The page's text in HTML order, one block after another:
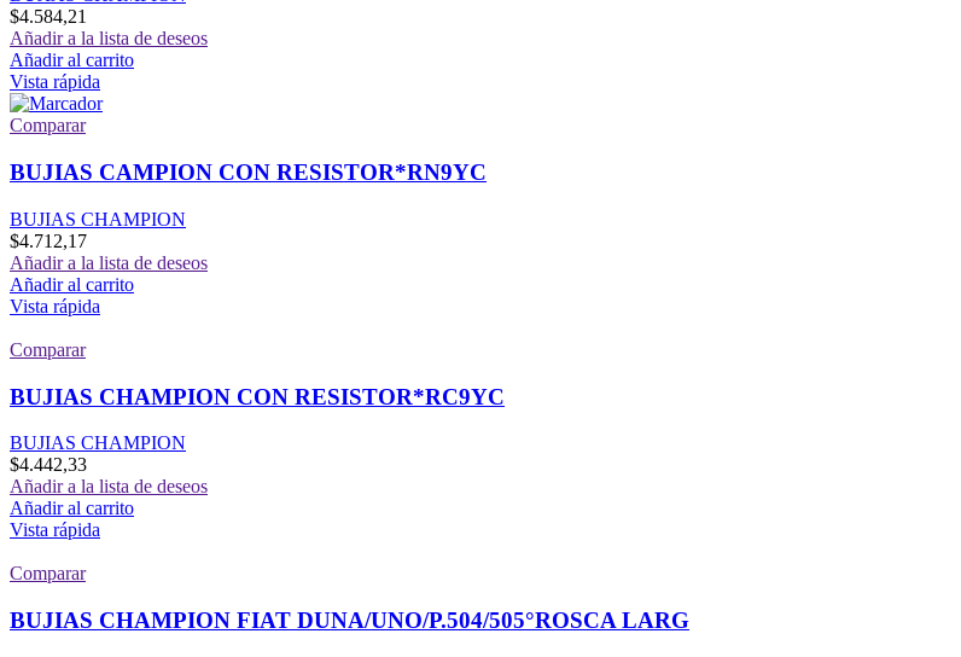
$4.584,21
Añadir a la lista de deseos
Añadir al carrito
Vista rápida
Comparar
BUJIAS CAMPION CON RESISTOR*RN9YC
BUJIAS CHAMPION
$4.712,17
Añadir a la lista de deseos
Añadir al carrito
Vista rápida
Comparar
BUJIAS CHAMPION CON RESISTOR*RC9YC
BUJIAS CHAMPION
$4.442,33
Añadir a la lista de deseos
Añadir al carrito
Vista rápida
Comparar
BUJIAS CHAMPION FIAT DUNA/UNO/P.504/505°ROSCA LARG